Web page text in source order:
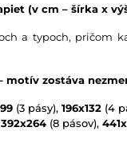
(v cm – šírka x
a typoch, pričom
motív zostáva
(3 pásy), 196x132 (4
392x264 (8 pásov),